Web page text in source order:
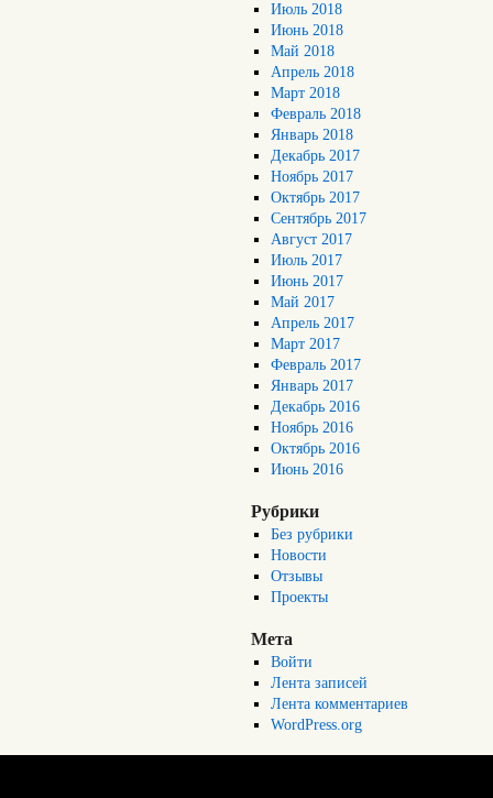
Июль 2018
Июнь 2018
Май 2018
Апрель 2018
Март 2018
Февраль 2018
Январь 2018
Декабрь 2017
Ноябрь 2017
Октябрь 2017
Сентябрь 2017
Август 2017
Июль 2017
Июнь 2017
Май 2017
Апрель 2017
Март 2017
Февраль 2017
Январь 2017
Декабрь 2016
Ноябрь 2016
Октябрь 2016
Июнь 2016
Рубрики
Без рубрики
Новости
Отзывы
Проекты
Мета
Войти
Лента записей
Лента комментариев
WordPress.org